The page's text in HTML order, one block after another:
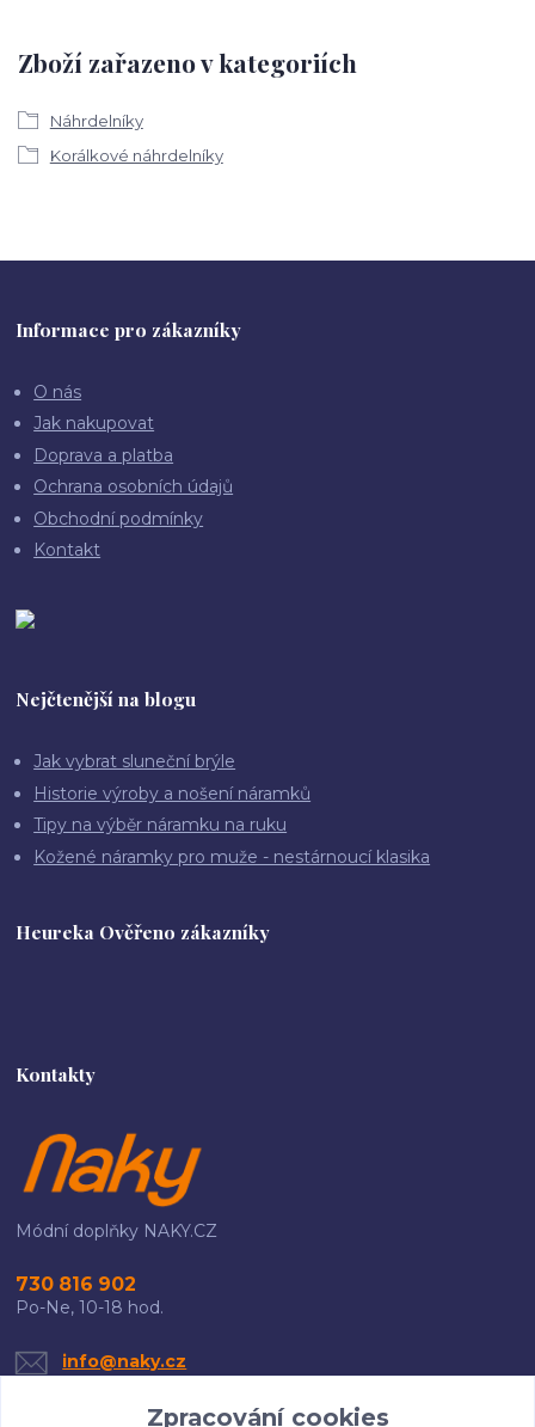
Zboží zařazeno v kategoriích
Náhrdelníky
Korálkové náhrdelníky
Informace pro zákazníky
O nás
Jak nakupovat
Doprava a platba
Ochrana osobních údajů
Obchodní podmínky
Kontakt
Nejčtenější na blogu
Jak vybrat sluneční brýle
Historie výroby a nošení náramků
Tipy na výběr náramku na ruku
Kožené náramky pro muže - nestárnoucí klasika
Heureka Ověřeno zákazníky
Kontakty
Módní doplňky NAKY.CZ
730 816 902
Po-Ne, 10-18 hod.
info@naky.cz
Zpracování cookies